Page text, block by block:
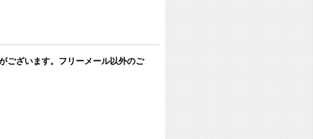
ございます。フリーメール以外のご